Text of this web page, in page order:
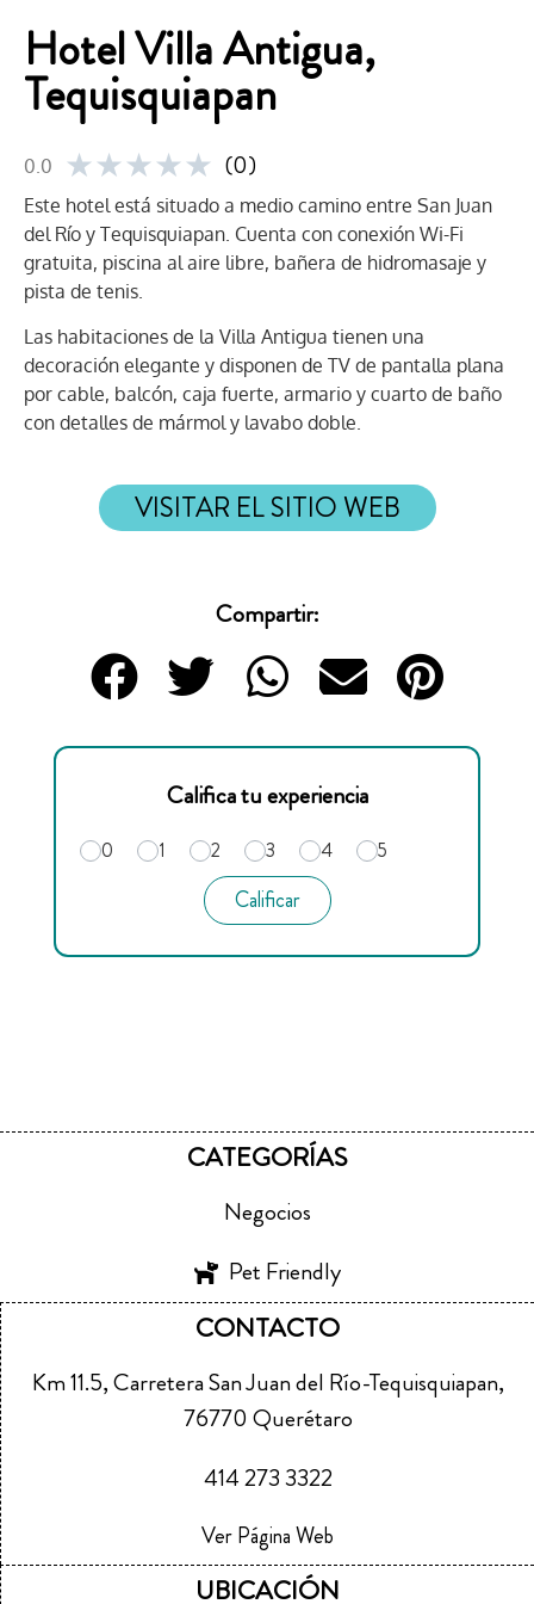
Hotel Villa Antigua,
Tequisquiapan
0.0 ★★★★★ (0)
Este hotel está situado a medio camino entre San Juan
del Río y Tequisquiapan. Cuenta con conexión Wi-Fi
gratuita, piscina al aire libre, bañera de hidromasaje y
pista de tenis.
Las habitaciones de la Villa Antigua tienen una
decoración elegante y disponen de TV de pantalla plana
por cable, balcón, caja fuerte, armario y cuarto de baño
con detalles de mármol y lavabo doble.
VISITAR EL SITIO WEB
Compartir:
Califica tu experiencia
0 1 2 3 4 5
Calificar
CATEGORÍAS
Negocios
Pet Friendly
CONTACTO
Km 11.5, Carretera San Juan del Río-Tequisquiapan,
76770 Querétaro
414 273 3322
Ver Página Web
UBICACIÓN